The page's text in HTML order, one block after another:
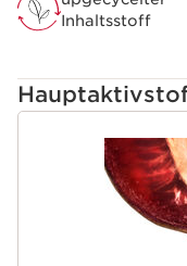
Inhaltsstoff
WEITER ZUM